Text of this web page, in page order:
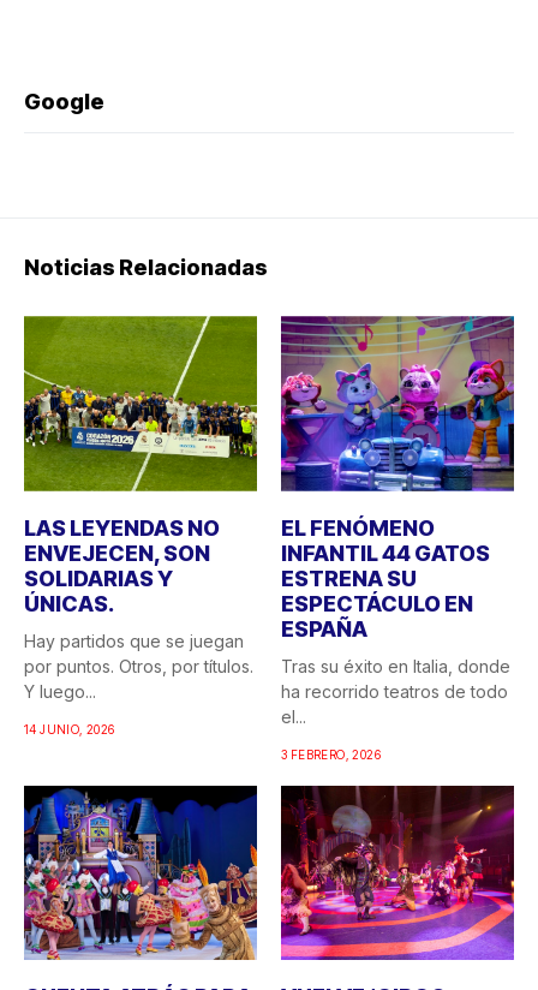
Google
Noticias Relacionadas
LAS LEYENDAS NO
ENVEJECEN, SON
SOLIDARIAS Y
ÚNICAS.
Hay partidos que se juegan
por puntos. Otros, por títulos.
Y luego...
14 JUNIO, 2026
EL FENÓMENO
INFANTIL 44 GATOS
ESTRENA SU
ESPECTÁCULO EN
ESPAÑA
Tras su éxito en Italia, donde
ha recorrido teatros de todo
el...
3 FEBRERO, 2026